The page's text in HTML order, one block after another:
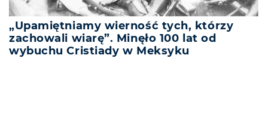
„Upamiętniamy wierność tych, którzy
zachowali wiarę”. Minęło 100 lat od
wybuchu Cristiady w Meksyku